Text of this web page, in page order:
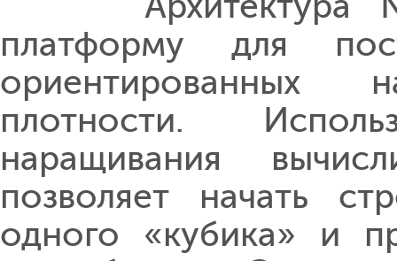
платформу для
ориентированных
плотности.
наращивания
позволяет начать
одного «кубика» и